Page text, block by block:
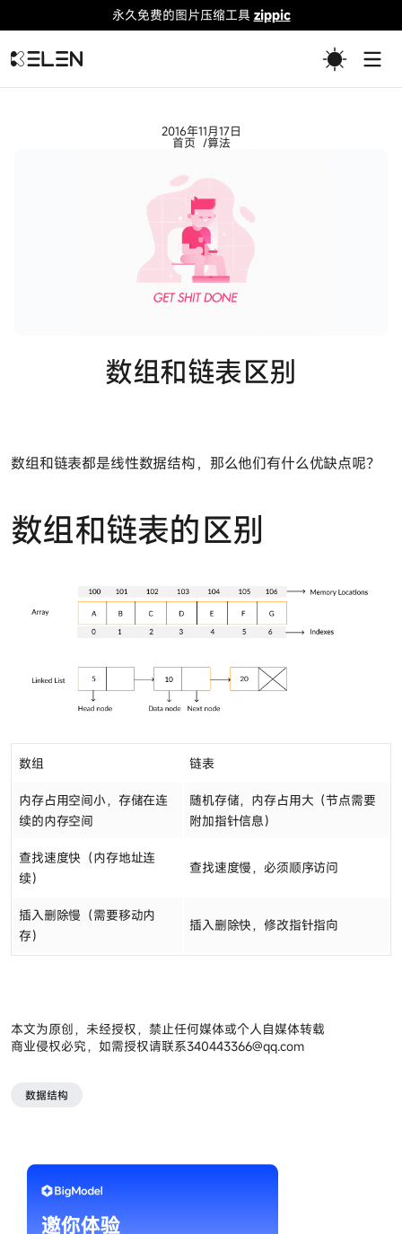
永久免费的图片压缩工具 zippic
2016年11月17日
首页 算法
数组和链表区别
数组和链表都是线性数据结构，那么他们有什么优缺点呢？
数组和链表的区别
数组 链表
内存占用空间小，存储在连
续的内存空间
随机存储，内存占用大（节点需要
附加指针信息）
查找速度快（内存地址连
续）
查找速度慢，必须顺序访问
插入删除慢（需要移动内
存）
插入删除快，修改指针指向
本文为原创，未经授权，禁止任何媒体或个人自媒体转载
商业侵权必究，如需授权请联系340443366@qq.com
数据结构